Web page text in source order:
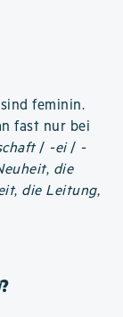
feminin.
fast nur bei
/ -ei/ -
, die
, die Leitung,
?